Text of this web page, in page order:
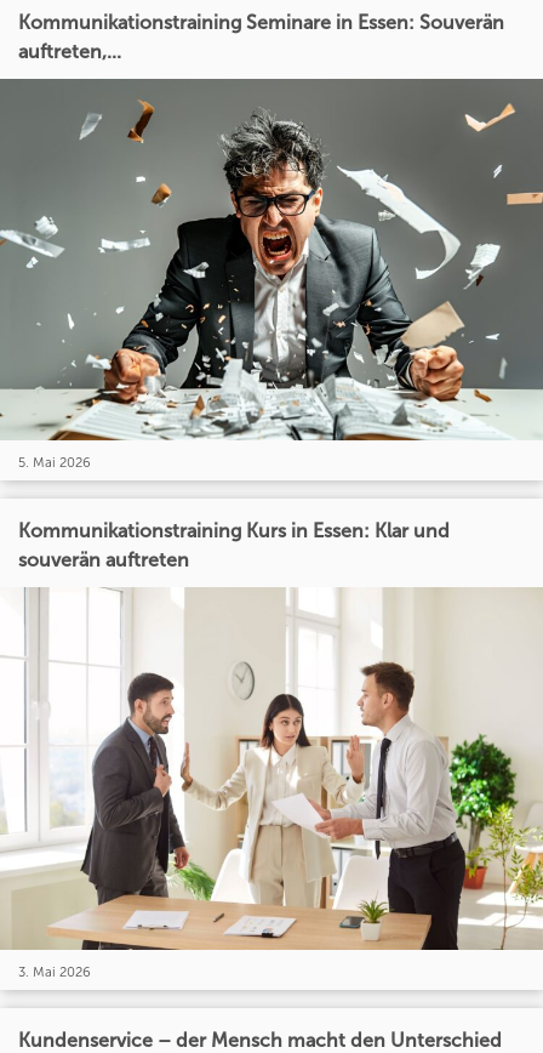
Kommunikationstraining Seminare in Essen: Souverän
auftreten,...
5. Mai 2026
Kommunikationstraining Kurs in Essen: Klar und
souverän auftreten
3. Mai 2026
Kundenservice – der Mensch macht den Unterschied